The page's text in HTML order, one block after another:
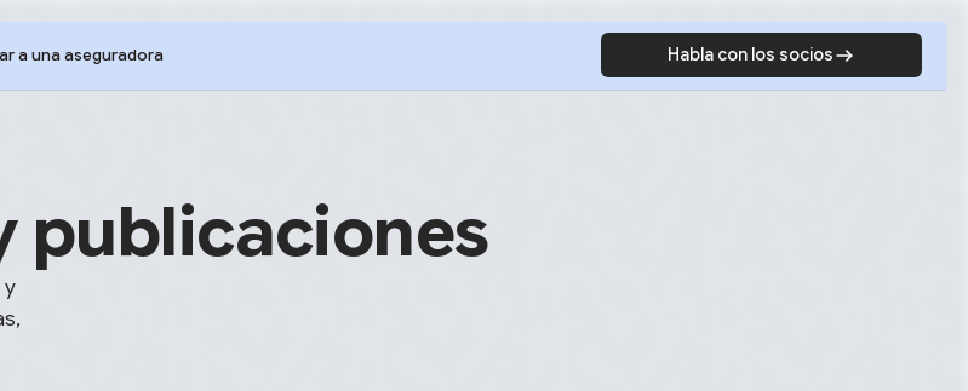
a una aseguradora Habla con los socios
publicaciones
y